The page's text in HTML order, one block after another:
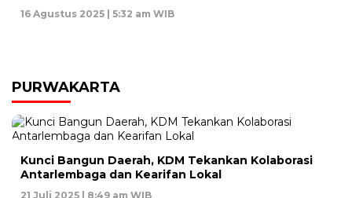
16 Agustus 2025 | 5:32 am WIB
PURWAKARTA
Kunci Bangun Daerah, KDM Tekankan Kolaborasi
Antarlembaga dan Kearifan Lokal
21 Juli 2025 | 8:49 am WIB